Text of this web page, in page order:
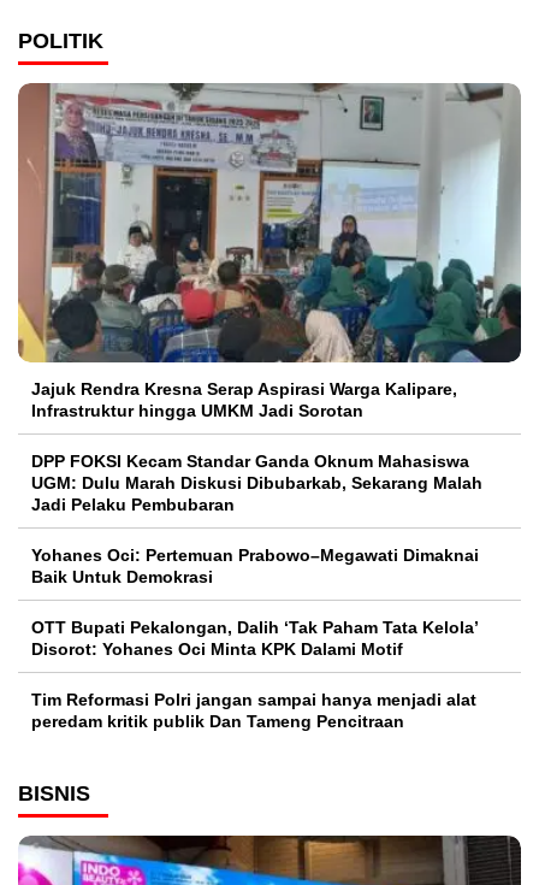
POLITIK
Jajuk Rendra Kresna Serap Aspirasi Warga Kalipare,
Infrastruktur hingga UMKM Jadi Sorotan
DPP FOKSI Kecam Standar Ganda Oknum Mahasiswa
UGM: Dulu Marah Diskusi Dibubarkab, Sekarang Malah
Jadi Pelaku Pembubaran
Yohanes Oci: Pertemuan Prabowo–Megawati Dimaknai
Baik Untuk Demokrasi
OTT Bupati Pekalongan, Dalih ‘Tak Paham Tata Kelola’
Disorot: Yohanes Oci Minta KPK Dalami Motif
Tim Reformasi Polri jangan sampai hanya menjadi alat
peredam kritik publik Dan Tameng Pencitraan
BISNIS